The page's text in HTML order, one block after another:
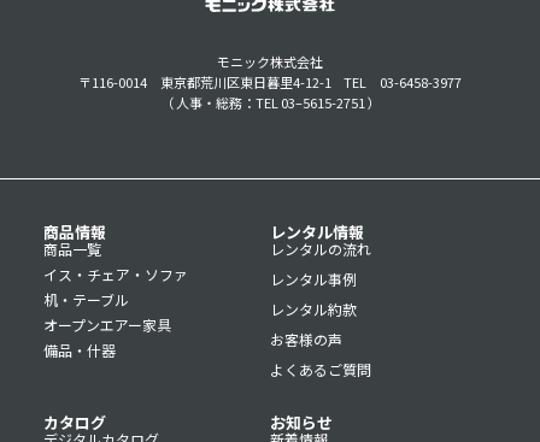
モニック株式会社
〒116-0014 東京都荒川区東日暮里4-12-1
TEL 03-6458-3977
（ 人事・総務：TEL 03–5615-2751 ）
商品情報
商品一覧
イス・チェア・ソファ
机・テーブル
オープンエアー家具
備品・什器
レンタル情報
レンタルの流れ
レンタル事例
レンタル約款
お客様の声
よくあるご質問
カタログ お知らせ